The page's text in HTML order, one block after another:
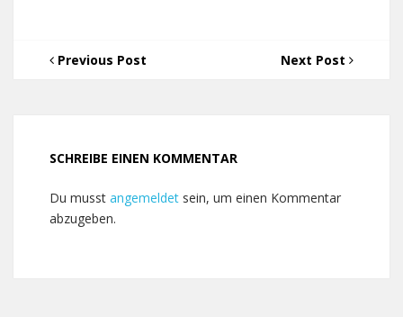
Previous Post Next Post
SCHREIBE EINEN KOMMENTAR
Du musst angemeldet sein, um einen Kommentar
abzugeben.